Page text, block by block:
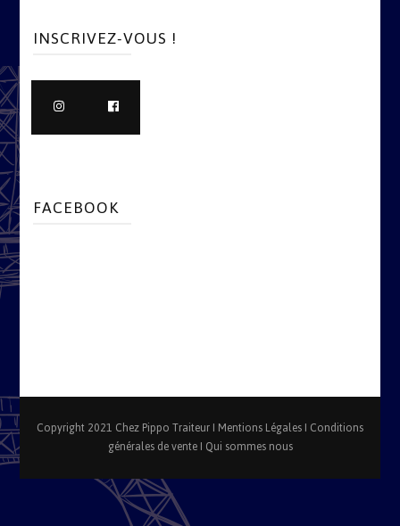
INSCRIVEZ-VOUS !
FACEBOOK
Copyright 2021 Chez Pippo Traiteur I Mentions LégalesI Conditions
générales de venteI Qui sommes nous